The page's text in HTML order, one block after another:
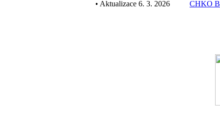
• Aktualizace 6. 3. 2026 CHKO